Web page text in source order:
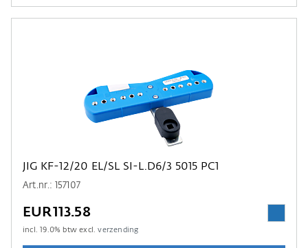
JIG KF-12/20 EL/SL SI-L.D6/3 5015 PC1
Art.nr.: 157107
EUR113.58
incl.19.0% btw excl.verzending